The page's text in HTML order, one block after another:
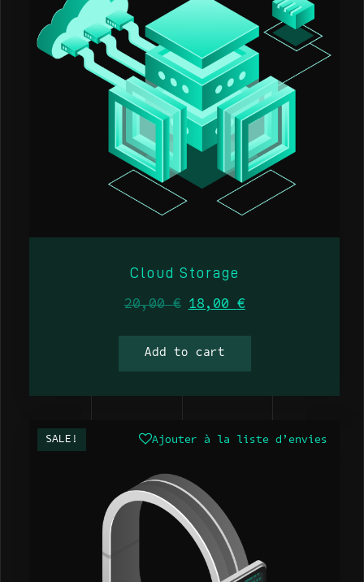
Cloud Storage
20,00€ 18,00 €
Add to cart
SALE! Ajouter à la liste d’envies